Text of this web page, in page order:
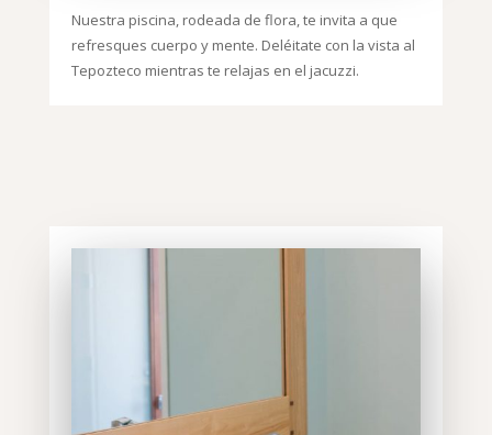
Nuestra piscina, rodeada de flora, te invita a que
refresques cuerpo y mente. Deléitate con la vista al
Tepozteco mientras te relajas en el jacuzzi.